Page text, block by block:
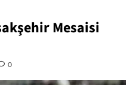
Mesaisi
0